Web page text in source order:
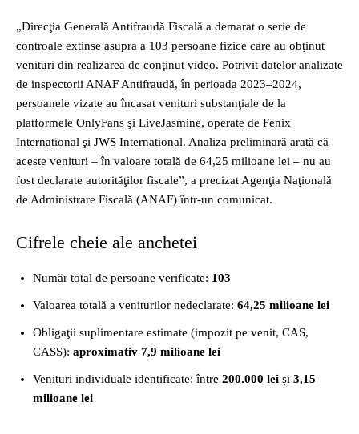
„Direcţia Generală Antifraudă Fiscală a demarat o serie de
controale extinse asupra a 103 persoane fizice care au obţinut
venituri din realizarea de conţinut video. Potrivit datelor analizate
de inspectorii ANAF Antifraudă, în perioada 2023–2024,
persoanele vizate au încasat venituri substanţiale de la
platformele OnlyFans şi LiveJasmine, operate de Fenix
International şi JWS International. Analiza preliminară arată că
aceste venituri – în valoare totală de 64,25 milioane lei – nu au
fost declarate autorităţilor fiscale”, a precizat Agenţia Naţională
de Administrare Fiscală (ANAF) într-un comunicat.
Cifrele cheie ale anchetei
Număr total de persoane verificate: 103
Valoarea totală a veniturilor nedeclarate: 64,25 milioane lei
Obligaţii suplimentare estimate (impozit pe venit, CAS,
CASS): aproximativ 7,9 milioane lei
Venituri individuale identificate: între 200.000 lei și 3,15
milioane lei